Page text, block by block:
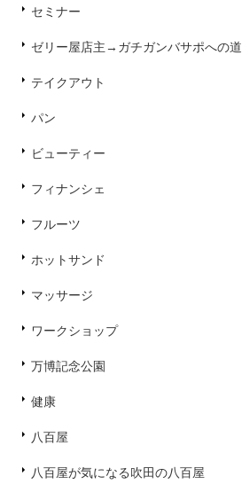
セミナー
ゼリー屋店主→ガチガンバサポへの道
テイクアウト
パン
ビューティー
フィナンシェ
フルーツ
ホットサンド
マッサージ
ワークショップ
万博記念公園
健康
八百屋
八百屋が気になる吹田の八百屋